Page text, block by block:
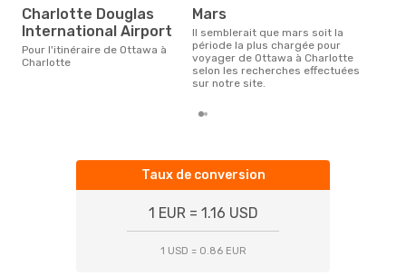
Charlotte Douglas
International Airport
Pour l'itinéraire de Ottawa à
Charlotte
mars
Il semblerait que mars soit la
période la plus chargée pour
voyager de Ottawa à Charlotte
selon les recherches effectuées
sur notre site.
Taux de conversion
1 EUR = 1.16 USD
1 USD = 0.86 EUR